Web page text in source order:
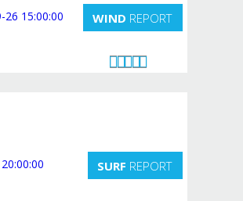
WIND REPORT
SURF REPORT